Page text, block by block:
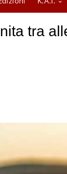
tra